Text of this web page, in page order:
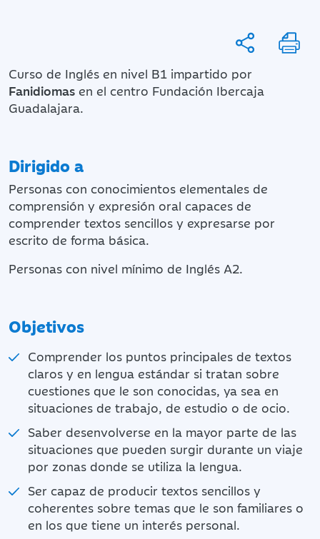
Curso de Inglés en nivel B1 impartido por
Fanidiomas en el centro Fundación Ibercaja
Guadalajara.
Dirigido a
Personas con conocimientos elementales de
comprensión y expresión oral capaces de
comprender textos sencillos y expresarse por
escrito de forma básica.
Personas con nivel mínimo de Inglés A2.
Objetivos
Comprender los puntos principales de textos
claros y en lengua estándar si tratan sobre
cuestiones que le son conocidas, ya sea en
situaciones de trabajo, de estudio o de ocio.
Saber desenvolverse en la mayor parte de las
situaciones que pueden surgir durante un viaje
por zonas donde se utiliza la lengua.
Ser capaz de producir textos sencillos y
coherentes sobre temas que le son familiares o
en los que tiene un interés personal.